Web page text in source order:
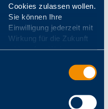
Datenschutz-
Cookie-Hinweisen.
auch Ihre Cookie-